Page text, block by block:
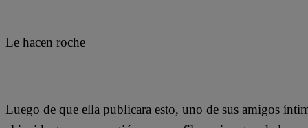
Le hacen roche
Luego de que ella publicara esto, uno de sus amigos